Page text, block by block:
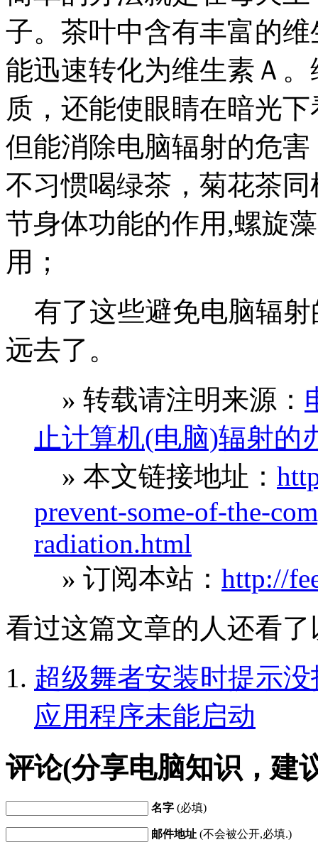
子。茶叶中含有丰富的
能迅速转化为维生素Ａ
质，还能使眼睛在暗光
但能消除电脑辐射的危
不习惯喝绿茶，菊花茶
节身体功能的作用,螺旋
用；
有了这些避免电脑辐射
远去了。
» 转载请注明来源：
止计算机(电脑)辐射的
» 本文链接地址：
prevent-some-of-the-
radiation.html
» 订阅本站： http://
看过这篇文章的人还看
超级舞者安装时提示
应用程序未能启动
评论(分享电脑知识，建
名字 (必填)
邮件地址 (不会被公开,必填.)